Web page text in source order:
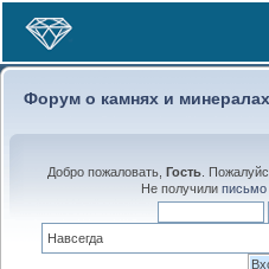
Форум о камнях и минералах
Добро пожаловать, Гость.
Не получили письмо